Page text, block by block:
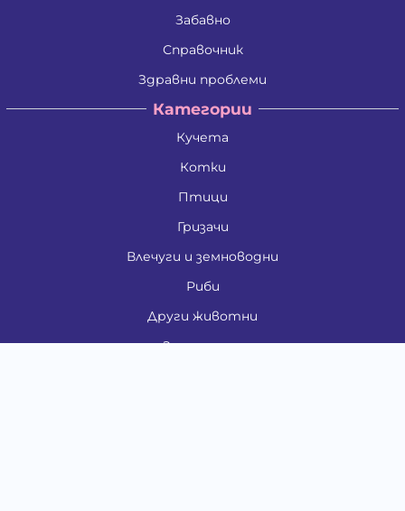
Забавно
Справочник
Здравни проблеми
Категории
Кучета
Котки
Птици
Гризачи
Влечуги и земноводни
Риби
Други животни
За стопани